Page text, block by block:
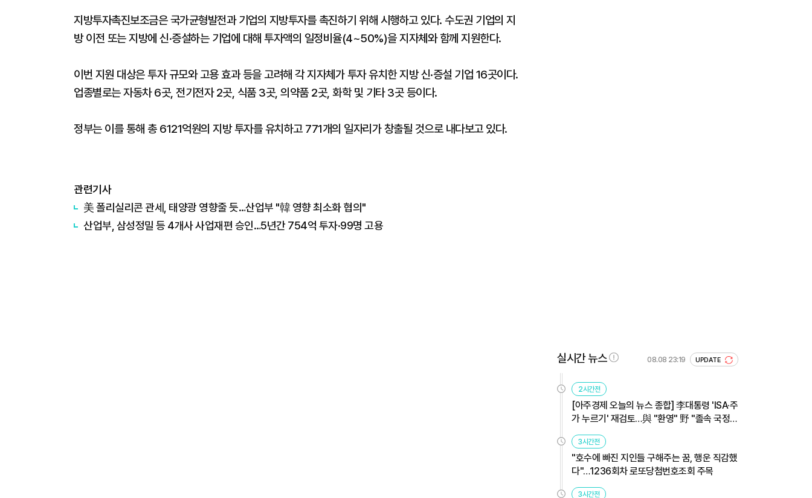
지방투자촉진보조금은 국가균형발전과 기업의 지방투자를 촉진하기 위해 시행하고 있다. 수도권 기업의 지
방 이전 또는 지방에 신·증설하는 기업에 대해 투자액의 일정비율(4~50%)을 지자체와 함께 지원한다.
이번 지원 대상은 투자 규모와 고용 효과 등을 고려해 각 지자체가 투자 유치한 지방 신·증설 기업 16곳이다.
업종별로는 자동차 6곳, 전기전자 2곳, 식품 3곳, 의약품 2곳, 화학 및 기타 3곳 등이다.
정부는 이를 통해 총 6121억원의 지방 투자를 유치하고 771개의 일자리가 창출될 것으로 내다보고 있다.
관련기사
美 폴리실리콘 관세, 태양광 영향줄 듯…산업부 "韓 영향 최소화 협의"
산업부, 삼성정밀 등 4개사 사업재편 승인…5년간 754억 투자·99명 고용
실시간 뉴스 08.08 23:19 UPDATE
2시간전
[아주경제 오늘의 뉴스 종합] 李대통령 'ISA·주
가 누르기' 재검토…與 "환영" 野 "졸속 국정"
外
3시간전
"호수에 빠진 지인들 구해주는 꿈, 행운 직감했
다"…1236회차 로또당첨번호조회 주목
3시간전